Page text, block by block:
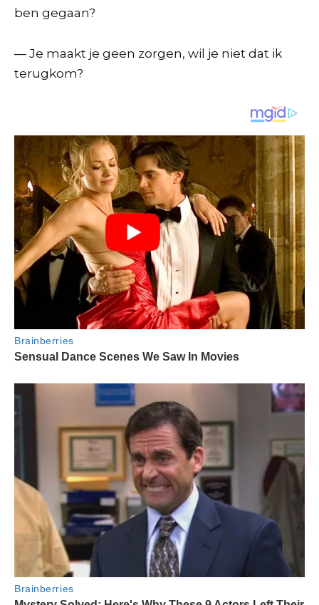
ben gegaan?
— Je maakt je geen zorgen, wil je niet dat ik
terugkom?